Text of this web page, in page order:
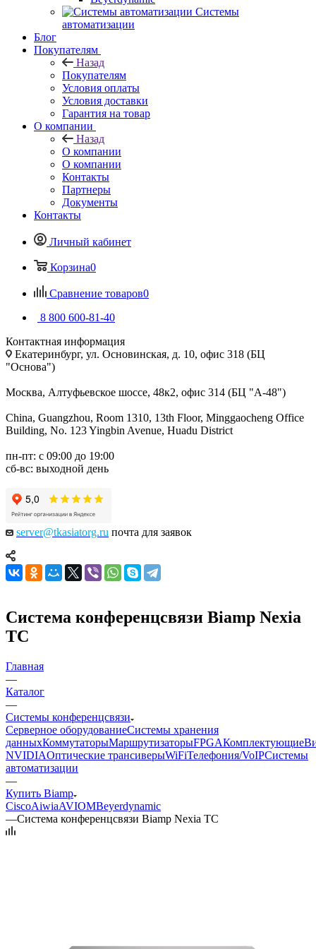
Системы
автоматизации
Блог
Покупателям
Назад
Покупателям
Условия оплаты
Условия доставки
Гарантия на товар
О компании
Назад
О компании
О компании
Контакты
Партнеры
Документы
Контакты
Личный кабинет
Корзина0
Сравнение товаров0
8 800 600-81-40
Контактная информация
Екатеринбург, ул. Основинская, д. 10, офис 318 (БЦ
"Основа")
Москва, Алтуфьевское шоссе, 48к2, офис 314 (БЦ "А-48")
China, Guangzhou, Room 1310, 13th Floor, Minggaocheng Office
Building, No. 123 Yingbin Avenue, Huadu District
пн-пт: с 09:00 до 19:00
сб-вс: выходной день
server@tkasiatorg.ru почта для заявок
Система конференцсвязи Biamp Nexia
TC
Главная
—
Каталог
—
Системы конференцсвязи
Серверное оборудованиеСистемы хранения
данныхКоммутаторыМаршрутизаторыFPGAКомплектующие
NVIDIAОптические трансиверыWiFiТелефония/VoIPСистемы
автоматизации
—
Купить Biamp
CiscoAiwiaAVIOMBeyerdynamic
—Система конференцсвязи Biamp Nexia TC